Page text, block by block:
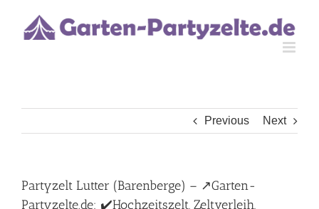
content
Previous Next
Partyzelt Lutter (Barenberge) – ↗️Garten-
Partyzelte.de: ✔️Hochzeitszelt, Zeltverleih,